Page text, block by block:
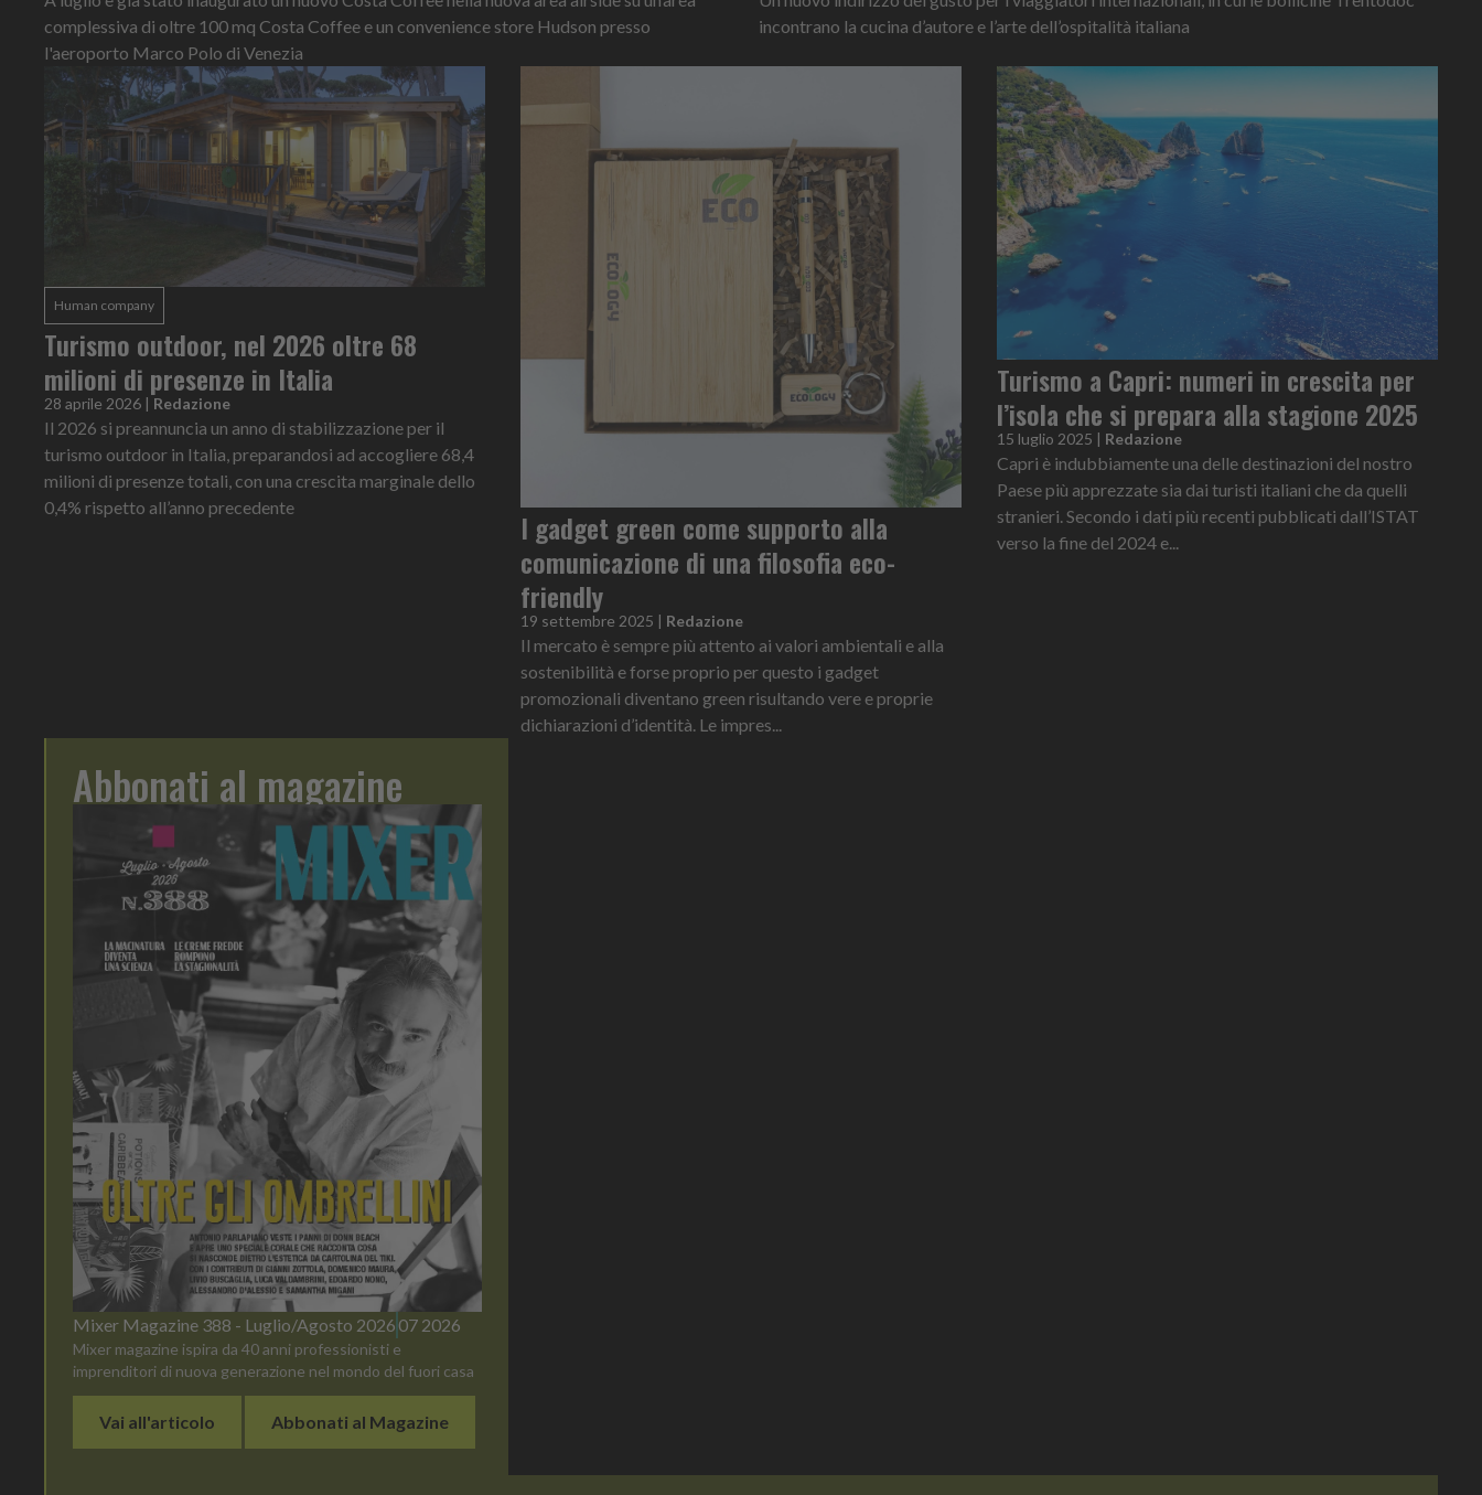
complessiva di oltre 100 mq Costa Coffee e un convenience store Hudson presso
l'aeroporto Marco Polo di Venezia
incontrano la cucina d’autore e l’arte dell’ospitalità italiana
Human company
Turismo outdoor, nel 2026 oltre 68
milioni di presenze in Italia
28 aprile 2026 | Redazione
Il 2026 si preannuncia un anno di stabilizzazione per il
turismo outdoor in Italia, preparandosi ad accogliere 68,4
milioni di presenze totali, con una crescita marginale dello
0,4% rispetto all’anno precedente
I gadget green come supporto alla
comunicazione di una filosofia eco-
friendly
19 settembre 2025 | Redazione
Il mercato è sempre più attento ai valori ambientali e alla
sostenibilità e forse proprio per questo i gadget
promozionali diventano green risultando vere e proprie
dichiarazioni d’identità. Le impres...
Turismo a Capri: numeri in crescita per
l’isola che si prepara alla stagione 2025
15 luglio 2025 Redazione
Capri è indubbiamente una delle destinazioni del nostro
Paese più apprezzate sia dai turisti italiani che da quelli
stranieri. Secondo i dati più recenti pubblicati dall’ISTAT
verso la fine del 2024 e...
Abbonati al magazine
Mixer Magazine 388 - Luglio/Agosto 2026 07 2026
Mixer magazine ispira da 40 anni professionisti e
imprenditori di nuova generazione nel mondo del fuori casa
Vai all'articolo Abbonati al Magazine